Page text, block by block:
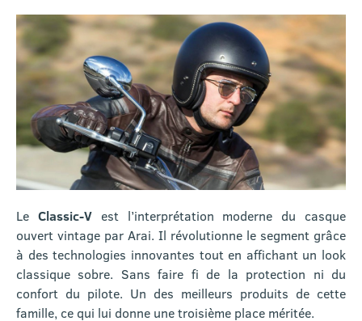
Le Classic-Vest l’interprétation moderne du casque
ouvert vintage par Arai. Il révolutionne le segment grâce
à des technologies innovantes tout en affichant un look
classique sobre. Sans faire fi de la protection ni du
confort du pilote. Un des meilleurs produits de cette
famille, ce qui lui donne une troisième place méritée.